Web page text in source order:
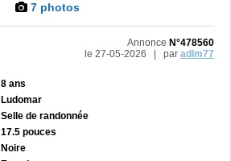
7 photos
Annonce N°478560
le 27-05-2026 | par adlm77
8 ans
Ludomar
Selle de randonnée
17.5 pouces
Noire